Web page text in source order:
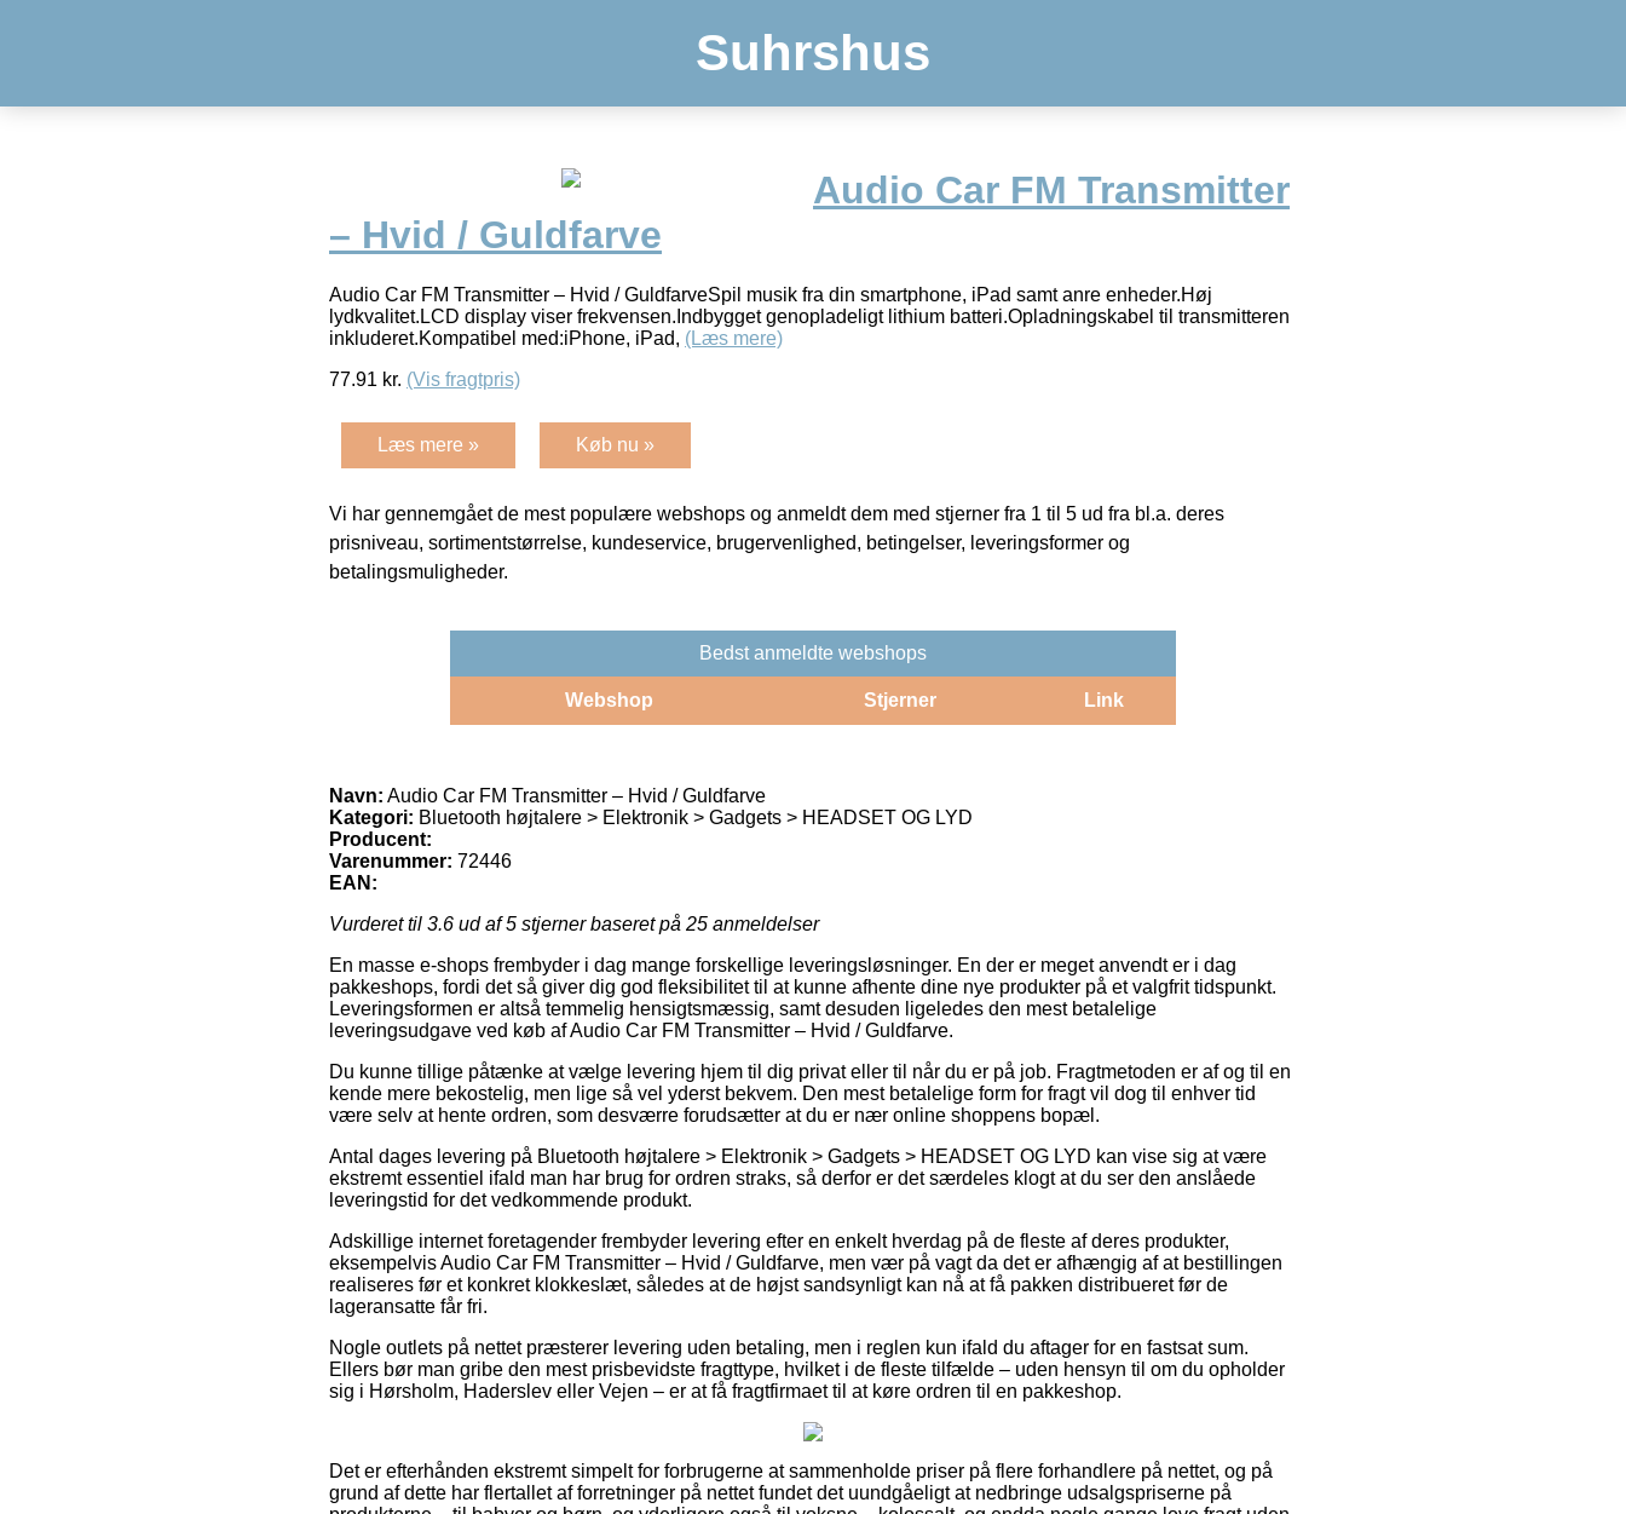
Suhrshus
Audio Car FM Transmitter
– Hvid / Guldfarve
Audio Car FM Transmitter – Hvid / GuldfarveSpil musik fra din smartphone, iPad samt anre enheder.Høj
lydkvalitet.LCD display viser frekvensen.Indbygget genopladeligt lithium batteri.Opladningskabel til transmitteren
inkluderet.Kompatibel med:iPhone, iPad, (Læs mere)
77.91 kr. (Vis fragtpris)
Læs mere » Køb nu »
Vi har gennemgået de mest populære webshops og anmeldt dem med stjerner fra 1 til 5 ud fra bl.a. deres
prisniveau, sortimentstørrelse, kundeservice, brugervenlighed, betingelser, leveringsformer og
betalingsmuligheder.
Bedst anmeldte webshops
Webshop Stjerner Link
Navn: Audio Car FM Transmitter – Hvid / Guldfarve
Kategori: Bluetooth højtalere > Elektronik > Gadgets > HEADSET OG LYD
Producent:
Varenummer: 72446
EAN:
Vurderet til 3.6 ud af 5 stjerner baseret på 25 anmeldelser
En masse e-shops frembyder i dag mange forskellige leveringsløsninger. En der er meget anvendt er i dag
pakkeshops, fordi det så giver dig god fleksibilitet til at kunne afhente dine nye produkter på et valgfrit tidspunkt.
Leveringsformen er altså temmelig hensigtsmæssig, samt desuden ligeledes den mest betalelige
leveringsudgave ved køb af Audio Car FM Transmitter – Hvid / Guldfarve.
Du kunne tillige påtænke at vælge levering hjem til dig privat eller til når du er på job. Fragtmetoden er af og til en
kende mere bekostelig, men lige så vel yderst bekvem. Den mest betalelige form for fragt vil dog til enhver tid
være selv at hente ordren, som desværre forudsætter at du er nær online shoppens bopæl.
Antal dages levering på Bluetooth højtalere > Elektronik > Gadgets > HEADSET OG LYD kan vise sig at være
ekstremt essentiel ifald man har brug for ordren straks, så derfor er det særdeles klogt at du ser den anslåede
leveringstid for det vedkommende produkt.
Adskillige internet foretagender frembyder levering efter en enkelt hverdag på de fleste af deres produkter,
eksempelvis Audio Car FM Transmitter – Hvid / Guldfarve, men vær på vagt da det er afhængig af at bestillingen
realiseres før et konkret klokkeslæt, således at de højst sandsynligt kan nå at få pakken distribueret før de
lageransatte får fri.
Nogle outlets på nettet præsterer levering uden betaling, men i reglen kun ifald du aftager for en fastsat sum.
Ellers bør man gribe den mest prisbevidste fragttype, hvilket i de fleste tilfælde – uden hensyn til om du opholder
sig i Hørsholm, Haderslev eller Vejen – er at få fragtfirmaet til at køre ordren til en pakkeshop.
Det er efterhånden ekstremt simpelt for forbrugerne at sammenholde priser på flere forhandlere på nettet, og på
grund af dette har flertallet af forretninger på nettet fundet det uundgåeligt at nedbringe udsalgspriserne på